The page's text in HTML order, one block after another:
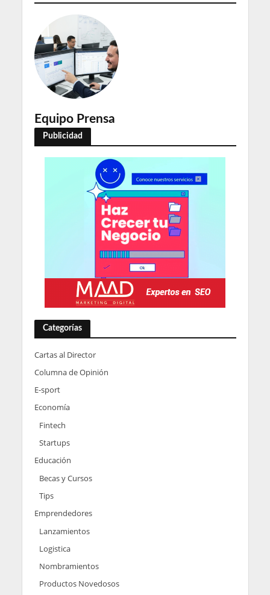
Equipo Prensa
Publicidad
Categorías
Cartas al Director
Columna de Opinión
E-sport
Economía
Fintech
Startups
Educación
Becas y Cursos
Tips
Emprendedores
Lanzamientos
Logistica
Nombramientos
Productos Novedosos